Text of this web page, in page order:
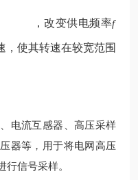
，改变供电频率f
，使其转速在较宽范围
电流互感器、高压采样
器等，用于将电网高压
信号采样。